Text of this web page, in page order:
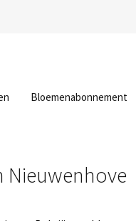
Bloemenabonnement
Nieuwenhove